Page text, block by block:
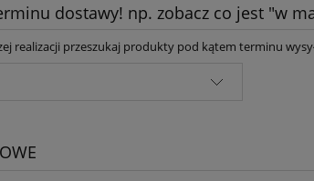
dostawy! np. zobacz co jest "w
realizacji przeszukaj produkty pod kątem terminu